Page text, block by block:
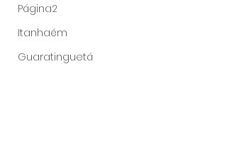
Página2
Itanhaém
Guaratinguetá